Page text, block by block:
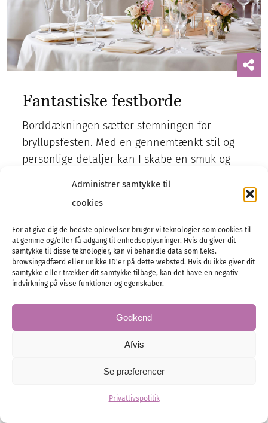
Administrer samtykke til
cookies
For at give dig de bedste oplevelser bruger vi teknologier som cookies til
at gemme og/eller få adgang til enhedsoplysninger. Hvis du giver dit
samtykke til disse teknologier, kan vi behandle data som f.eks.
browsingadfærd eller unikke ID'er på dette websted. Hvis du ikke giver dit
samtykke eller trækker dit samtykke tilbage, kan det have en negativ
indvirkning på visse funktioner og egenskaber.
Godkend
Afvis
Se præferencer
Privatlivspolitik
Fantastiske festborde
Borddækningen sætter stemningen for
bryllupsfesten. Med en gennemtænkt stil og
personlige detaljer kan I skabe en smuk og
Dekorationer Festen